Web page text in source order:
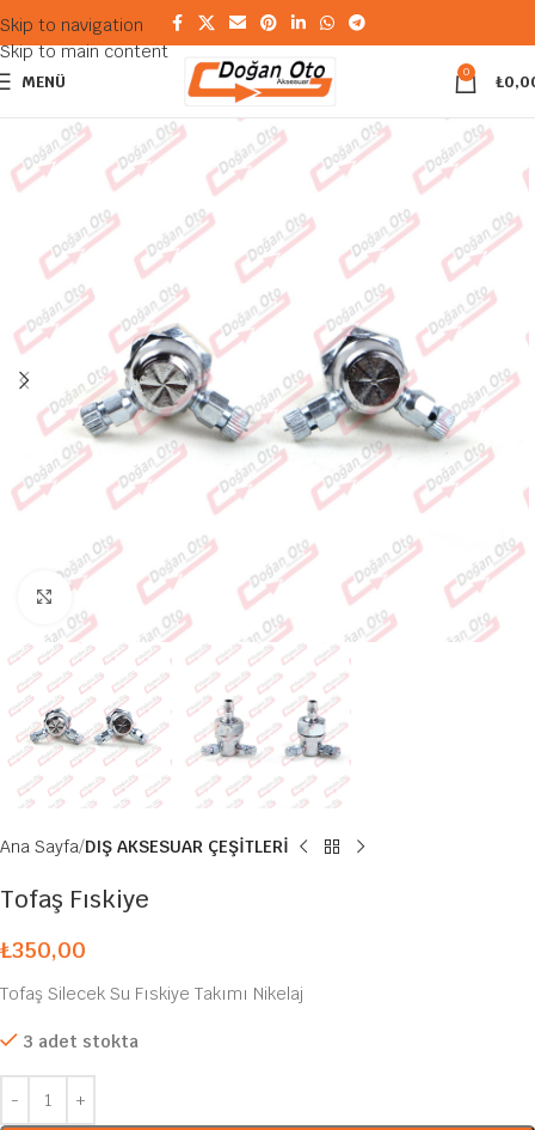
Skip to navigation
Skip to main content
MENÜ 0 ₺
Büyütmek için tıklayın
Ana Sayfa DIŞ AKSESUAR ÇEŞİTLERİ
Tofaş Fıskiye
₺350,00
Tofaş Silecek Su Fıskiye Takımı Nikelaj
3 adet stokta